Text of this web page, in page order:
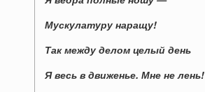
Мускулатуру наращу!
Так между делом целый день
Я весь в движенье. Мне не лень!